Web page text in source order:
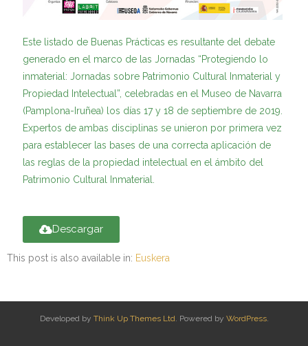
Este listado de Buenas Prácticas es resultante del debate
generado en el marco de las Jornadas “Protegiendo lo
inmaterial: Jornadas sobre Patrimonio Cultural Inmaterial y
Propiedad Intelectual”, celebradas en el Museo de Navarra
(Pamplona-Iruñea) los días 17 y 18 de septiembre de 2019.
Expertos de ambas disciplinas se unieron por primera vez
para establecer las bases de una correcta aplicación de
las reglas de la propiedad intelectual en el ámbito del
Patrimonio Cultural Inmaterial.
Descargar
This post is also available in: Euskera
Developed by Think Up Themes Ltd . Powered by WordPress.